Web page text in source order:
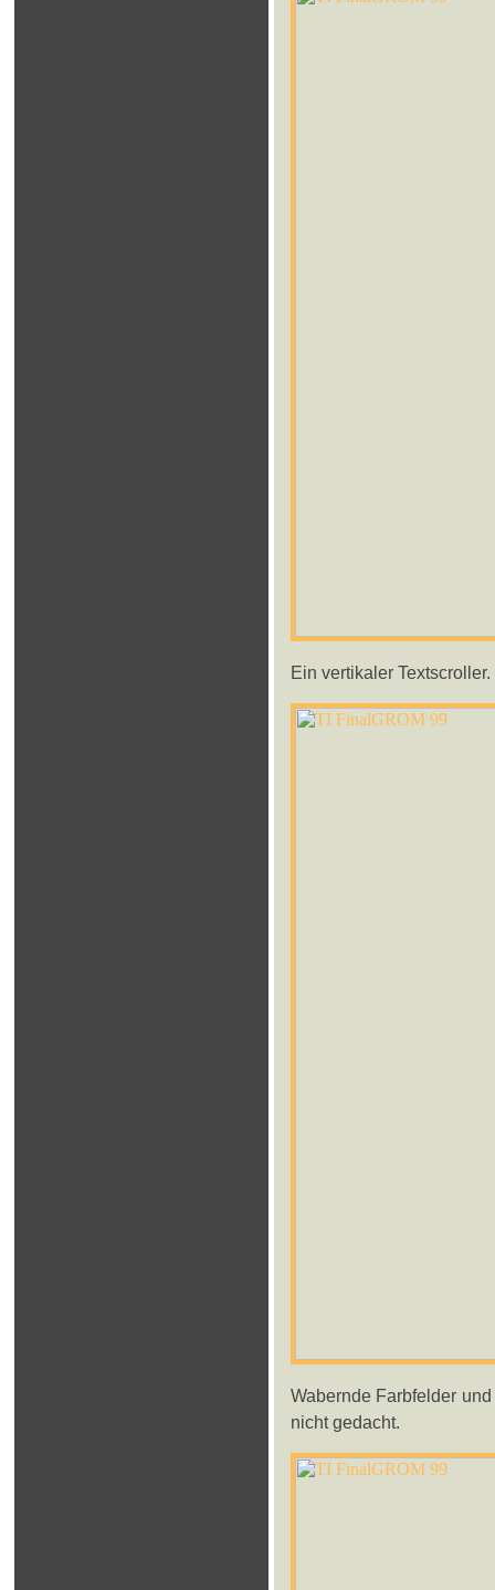
Ein vertikaler Textscroller.
Wabernde Farbfelder
nicht gedacht.